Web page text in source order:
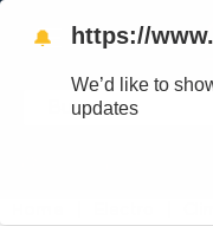
🔔 https://
We’d like to
updates